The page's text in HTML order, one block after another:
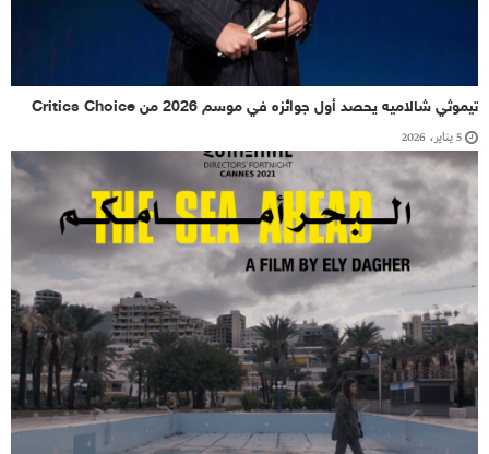
تيموثي شالاميه يحصد أول جوائزه في موسم 2026 من Critics Choice
5 يناير، 2026